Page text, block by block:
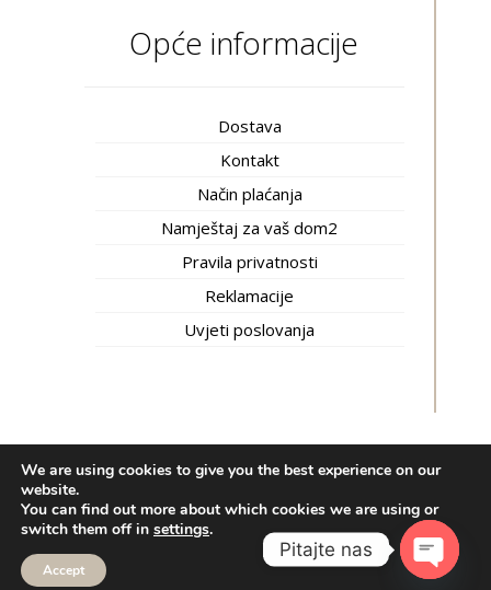
Opće informacije
Dostava
Kontakt
Način plaćanja
Namještaj za vaš dom2
Pravila privatnosti
Reklamacije
Uvjeti poslovanja
Inti trgovina © 2020. Izrada web shopa: kT dizajn
We are using cookies to give you the best experience on our
website.
You can find out more about which cookies we are using or
switch them off in settings.
Accept
Bosnian Hrvatski(Croatian)
Serbian)
Pitajte nas